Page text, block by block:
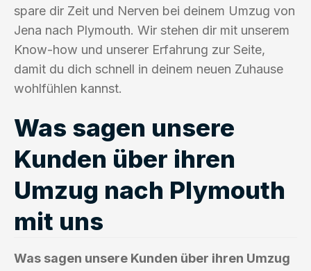
spare dir Zeit und Nerven bei deinem Umzug von
Jena nach Plymouth. Wir stehen dir mit unserem
Know-how und unserer Erfahrung zur Seite,
damit du dich schnell in deinem neuen Zuhause
wohlfühlen kannst.
Was sagen unsere
Kunden über ihren
Umzug nach Plymouth
mit uns
Was sagen unsere Kunden über ihren Umzug